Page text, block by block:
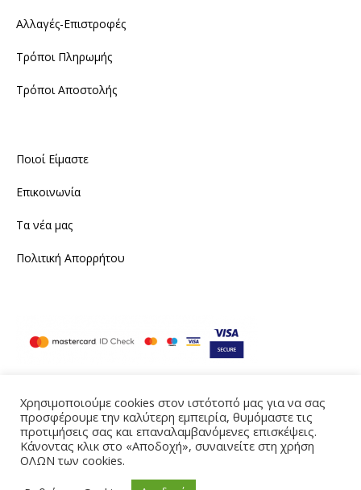
Αλλαγές-Επιστροφές
Τρόποι Πληρωμής
Τρόποι Αποστολής
Ποιοί Είμαστε
Επικοινωνία
Τα νέα μας
Πολιτική Απορρήτου
©2021 tailornine.gr. All rights reserved
InstagramFacebook
Produced by eTouch
Χρησιμοποιούμε cookies στον ιστότοπό μας για να σας
προσφέρουμε την καλύτερη εμπειρία, θυμόμαστε τις
προτιμήσεις σας και επαναλαμβανόμενες επισκέψεις.
Κάνοντας κλικ στο «Αποδοχή», συναινείτε στη χρήση
ΟΛΩΝ των cookies.